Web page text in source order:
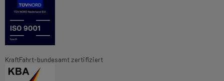
KraftFahrt-bundesamt zertifiziert